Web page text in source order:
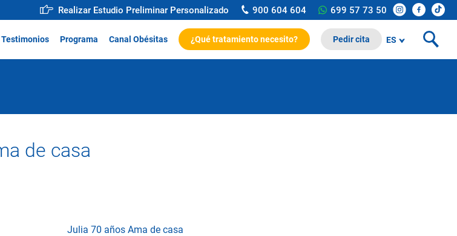
Realizar Estudio Preliminar Personalizado 900 604 604 699 57 73 50
Testimonios Programa Canal Obésitas ¿Qué tratamiento necesito? Pedir cita ES
de casa
Julia 70 años Ama de casa